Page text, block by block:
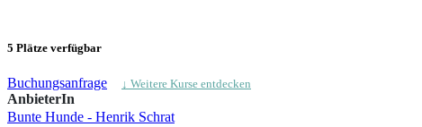
5 Plätze verfügbar
Buchungsanfrage ↓ Weitere Kurse entdecken
AnbieterIn
Bunte Hunde - Henrik Schrat